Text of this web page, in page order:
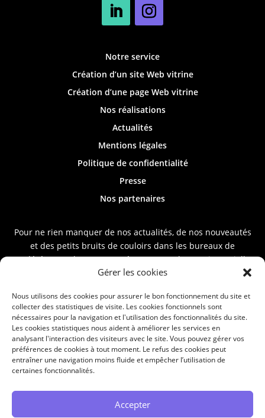
Gérer les cookies
Nous utilisons des cookies pour assurer le bon fonctionnement du site et
collecter des statistiques de visite. Les cookies fonctionnels sont
nécessaires pour la navigation et l'utilisation des fonctionnalités du site.
Les cookies statistiques nous aident à améliorer les services en
analysant l'interaction des visiteurs avec le site. Vous pouvez gérer vos
préférences de cookies à tout moment. Le refus des cookies peut
entraîner une navigation moins fluide et empêcher l’utilisation de
certaines fonctionnalités.
Accepter
Notre service
Création d’un site Web vitrine
Création d’une page Web vitrine
Nos réalisations
Actualités
Mentions légales
Politique de confidentialité
Presse
Nos partenaires
Pour ne rien manquer de nos actualités, de nos nouveautés
et des petits bruits de couloirs dans les bureaux de
Codérément, abonnez-vous à notre newsletter trimestrielle
en saisissant votre e-mail ci-dessous.
S'ABONNER À LA
NEWSLETTER